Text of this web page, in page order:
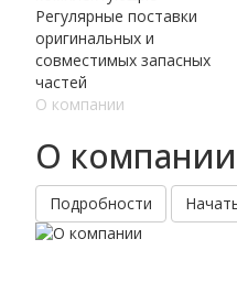
Регулярные поставки
оригинальных и
совместимых запасных
частей
О компании
О компании
Подробности